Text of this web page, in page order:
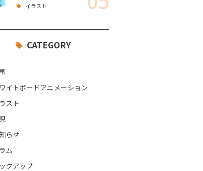
イラスト
CATEGORY
イトボードアニメーション
スト
らせ
ム
クアップ